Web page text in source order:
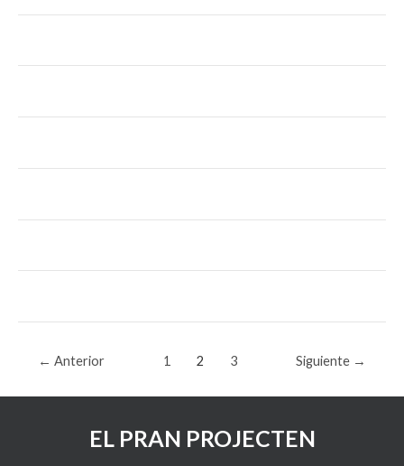
← Anterior 1 2 3 Siguiente →
EL PRAN PROJECTEN